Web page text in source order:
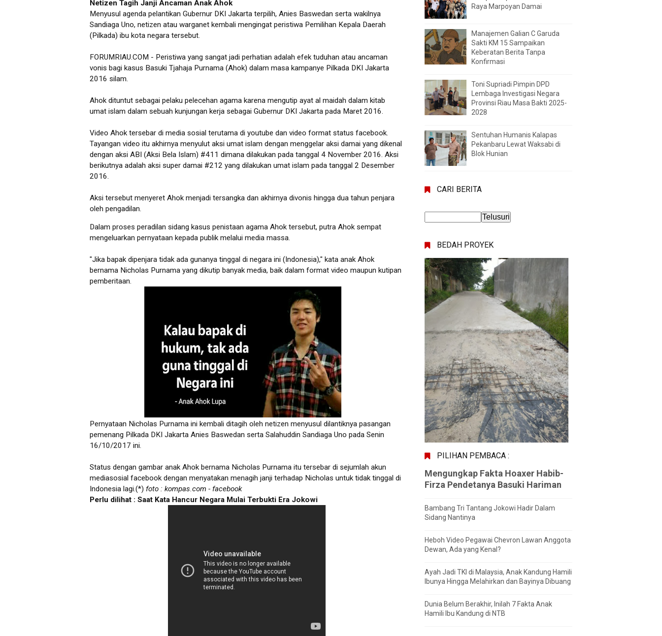
Netizen Tagih Janji Ancaman Anak Ahok
Menyusul agenda pelantikan Gubernur DKI Jakarta terpilih, Anies Baswedan serta wakilnya
Sandiaga Uno, netizen atau warganet kembali mengingat peristiwa Pemilihan Kepala Daerah
(Pilkada) ibu kota negara tersebut.
FORUMRIAU.COM - Peristiwa yang sangat jadi perhatian adalah efek tuduhan atau ancaman
vonis bagi kasus Basuki Tjahaja Purnama (Ahok) dalam masa kampanye Pilkada DKI Jakarta
2016 silam.
Ahok dituntut sebagai pelaku pelecehan agama karena mengutip ayat al maidah dalam kitab
umat islam dalam sebuah kunjungan kerja sebagai Gubernur DKI Jakarta pada Maret 2016.
Video Ahok tersebar di media sosial terutama di youtube dan video format status facebook.
Tayangan video itu akhirnya menyulut aksi umat islam dengan menggelar aksi damai yang dikenal
dengan aksi ABI (Aksi Bela Islam) #411 dimana dilakukan pada tanggal 4 November 2016. Aksi
berikutnya adalah aksi super damai #212 yang dilakukan umat islam pada tanggal 2 Desember
2016.
Aksi tersebut menyeret Ahok menjadi tersangka dan akhirnya divonis hingga dua tahun penjara
oleh pengadilan.
Dalam proses peradilan sidang kasus penistaan agama Ahok tersebut, putra Ahok sempat
mengeluarkan pernyataan kepada publik melalui media massa.
"Jika bapak dipenjara tidak ada gunanya tinggal di negara ini (Indonesia)," kata anak Ahok
bernama Nicholas Purnama yang dikutip banyak media, baik dalam format video maupun kutipan
pemberitaan.
Pernyataan Nicholas Purnama ini kembali ditagih oleh netizen menyusul dilantiknya pasangan
pemenang Pilkada DKI Jakarta Anies Baswedan serta Salahuddin Sandiaga Uno pada Senin
16/10/2017 ini.
Status dengan gambar anak Ahok bernama Nicholas Purnama itu tersebar di sejumlah akun
mediasosial facebook dengan menyatakan menagih janji terhadap Nicholas untuk tidak tinggal di
Indonesia lagi.(*) foto : kompas.com - facebook
Perlu dilihat : Saat Kata Hancur Negara Mulai Terbukti Era Jokowi
Raya Marpoyan Damai
Manajemen Galian C Garuda
Sakti KM 15 Sampaikan
Keberatan Berita Tanpa
Konfirmasi
Toni Supriadi Pimpin DPD
Lembaga Investigasi Negara
Provinsi Riau Masa Bakti 2025-
2028
Sentuhan Humanis Kalapas
Pekanbaru Lewat Waksabi di
Blok Hunian
CARI BERITA
BEDAH PROYEK
PILIHAN PEMBACA :
Mengungkap Fakta Hoaxer Habib-
Firza Pendetanya Basuki Hariman
Bambang Tri Tantang Jokowi Hadir Dalam
Sidang Nantinya
Heboh Video Pegawai Chevron Lawan Anggota
Dewan, Ada yang Kenal?
Ayah Jadi TKI di Malaysia, Anak Kandung Hamili
Ibunya Hingga Melahirkan dan Bayinya Dibuang
Dunia Belum Berakhir, Inilah 7 Fakta Anak
Hamili Ibu Kandung di NTB